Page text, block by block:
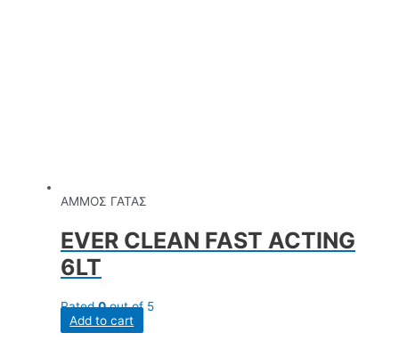
ΑΜΜΟΣ ΓΑΤΑΣ
EVER CLEAN FAST ACTING
6LT
Rated0out of 5
Add to cart